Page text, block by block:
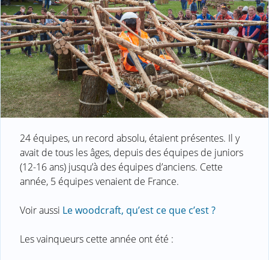
24 équipes, un record absolu, étaient présentes. Il y
avait de tous les âges, depuis des équipes de juniors
(12-16 ans) jusqu’à des équipes d’anciens. Cette
année, 5 équipes venaient de France.
Voir aussi Le woodcraft, qu’est ce que c’est ?
Les vainqueurs cette année ont été :